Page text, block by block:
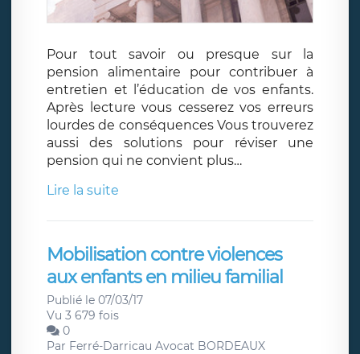
Pour tout savoir ou presque sur la
pension alimentaire pour contribuer à
entretien et l’éducation de vos enfants.
Après lecture vous cesserez vos erreurs
lourdes de conséquences Vous trouverez
aussi des solutions pour réviser une
pension qui ne convient plus…
Lire la suite
Mobilisation contre violences
aux enfants en milieu familial
Publié le 07/03/17
Vu 3 679 fois
0
Par Ferré-Darricau Avocat BORDEAUX